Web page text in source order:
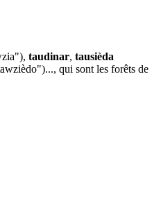
taudinar, tausièda
qui sont les forêts de